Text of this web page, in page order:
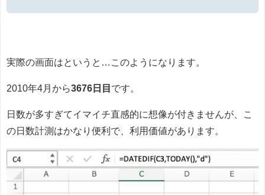
実際の画面はというと…このようになります。
2010年4月から3676日目 です。
日数が多すぎてイマイチ直感的に想像が付きませんが、こ
の日数計測はかなり便利で、利用価値があります。